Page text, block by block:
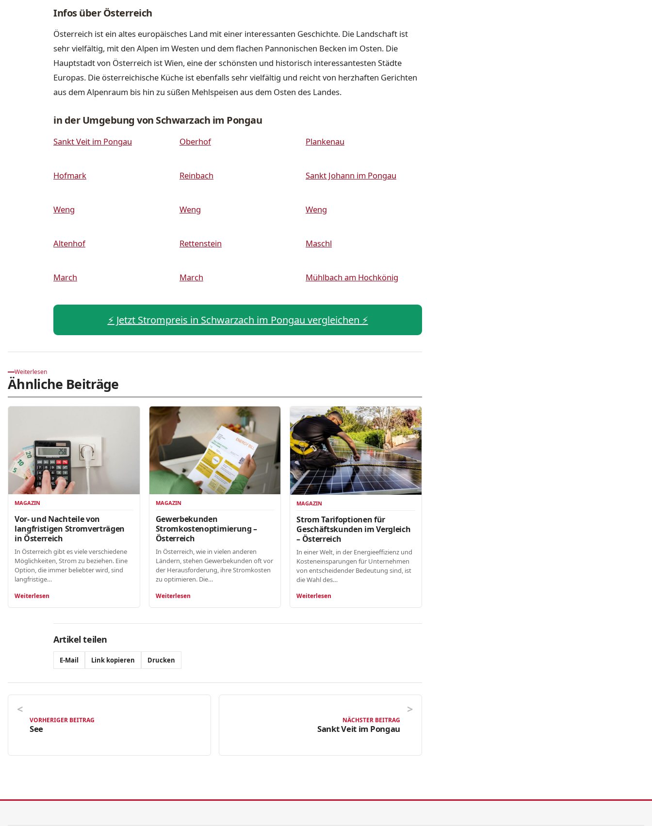
Infos über Österreich
Österreich ist ein altes europäisches Land mit einer interessanten Geschichte. Die Landschaft ist
sehr vielfältig, mit den Alpen im Westen und dem flachen Pannonischen Becken im Osten. Die
Hauptstadt von Österreich ist Wien, eine der schönsten und historisch interessantesten Städte
Europas. Die österreichische Küche ist ebenfalls sehr vielfältig und reicht von herzhaften Gerichten
aus dem Alpenraum bis hin zu süßen Mehlspeisen aus dem Osten des Landes.
in der Umgebung von Schwarzach im Pongau
Sankt Veit im Pongau Oberhof Plankenau
Hofmark Reinbach Sankt Johann im Pongau
Weng Weng Weng
Altenhof Rettenstein Maschl
March March Mühlbach am Hochkönig
⚡️ Jetzt Strompreis in Schwarzach im Pongau vergleichen ⚡️
Weiterlesen
Ähnliche Beiträge
MAGAZIN
Vor- und Nachteile von
langfristigen Stromverträgen
in Österreich
In Österreich gibt es viele verschiedene
Möglichkeiten, Strom zu beziehen. Eine
Option, die immer beliebter wird, sind
langfristige…
Weiterlesen
MAGAZIN
Gewerbekunden
Stromkostenoptimierung –
Österreich
In Österreich, wie in vielen anderen
Ländern, stehen Gewerbekunden oft vor
der Herausforderung, ihre Stromkosten
zu optimieren. Die…
Weiterlesen
MAGAZIN
Strom Tarifoptionen für
Geschäftskunden im Vergleich
– Österreich
In einer Welt, in der Energieeffizienz und
Kosteneinsparungen für Unternehmen
von entscheidender Bedeutung sind, ist
die Wahl des…
Weiterlesen
Artikel teilen
E-Mail Link kopieren Drucken
VORHERIGER BEITRAG
See
NÄCHSTER BEITRAG
Sankt Veit im Pongau